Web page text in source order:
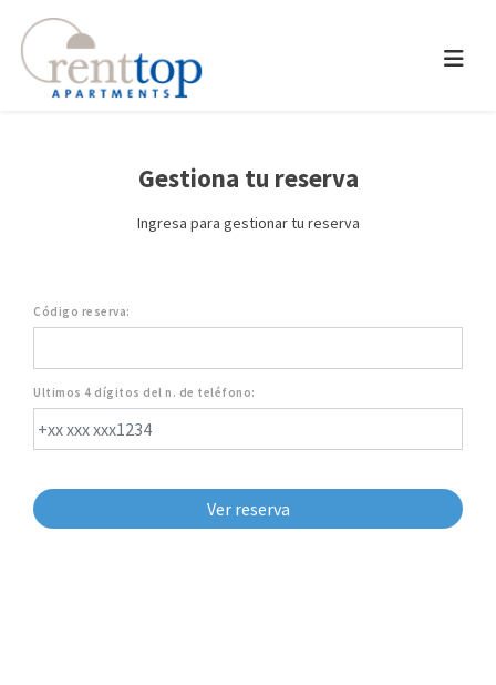
Gestiona tu reserva
Ingresa para gestionar tu reserva
Código reserva:
Ultimos 4 dígitos del n. de teléfono: